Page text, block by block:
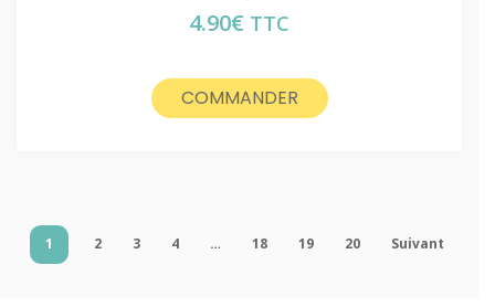
4.90€ TTC
COMMANDER
1 2 3 4 … 18 19 20 Suivant